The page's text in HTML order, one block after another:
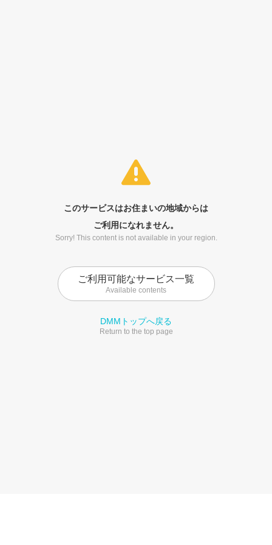
このサービスはお住まいの地域からは
ご利用になれません。
Sorry! This content is not available in your region.
ご利用可能なサービス一覧
Available contents
DMMトップへ戻る
Return to the top page